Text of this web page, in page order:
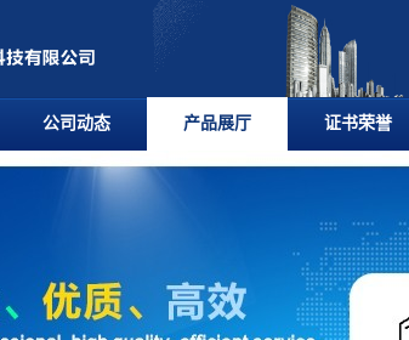
公司动态 产品展厅 证书荣誉